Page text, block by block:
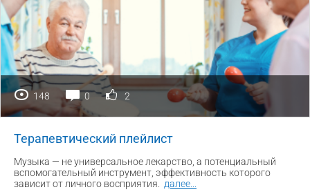
148 0 2
Терапевтический плейлист
Музыка — не универсальное лекарство, а потенциальный
вспомогательный инструмент, эффективность которого
зависит от личного восприятия.
далее